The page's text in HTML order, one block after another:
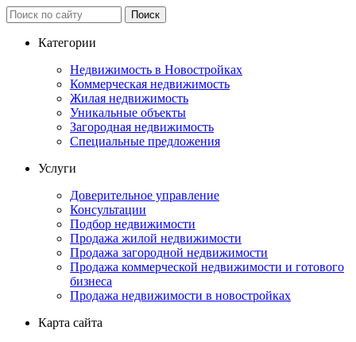
Категории
Недвижимость в Новостройках
Коммерческая недвижимость
Жилая недвижимость
Уникальные объекты
Загородная недвижимость
Специальные предложения
Услуги
Доверительное управление
Консультации
Подбор недвижимости
Продажа жилой недвижимости
Продажа загородной недвижимости
Продажа коммерческой недвижимости и готового
бизнеса
Продажа недвижимости в новостройках
Карта сайта